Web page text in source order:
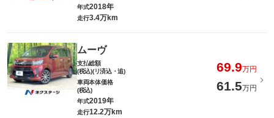
年式2018年
走行3.4万km
ムーヴ
支払総額
(税込)(リ済込・追)
69.9万円
車両本体価格
(税込)
61.5万円
年式2019年
走行12.2万km